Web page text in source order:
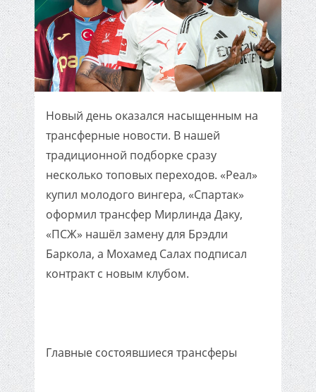
Новый день оказался насыщенным на
трансферные новости. В нашей
традиционной подборке сразу
несколько топовых переходов. «Реал»
купил молодого вингера, «Спартак»
оформил трансфер Мирлинда Даку,
«ПСЖ» нашёл замену для Брэдли
Баркола, а Мохамед Салах подписал
контракт с новым клубом.
Главные состоявшиеся трансферы